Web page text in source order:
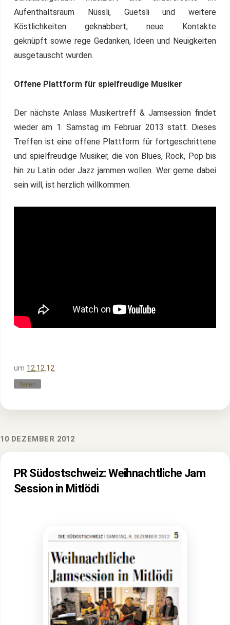
Aufenthaltsraum Nüssli, Guetsli und weitere
Köstlichkeiten geknabbert, neue Kontakte
geknüpft sowie rege Gedanken, Ideen und Neuigkeiten
ausgetauscht wurden.
Offene Plattform für spielfreudige Musiker
Der nächste Anlass Musikertreff & Jamsession findet
wieder am 1. Samstag im Februar 2013 statt. Dieses
Treffen ist eine offene Plattform für fortgeschrittene
und spielfreudige Musiker, die von Blues, Rock, Pop bis
hin zu Latin oder Jazz jammen wollen. Wer gerne dabei
sein will, ist herzlich willkommen.
um 12.12.12
Teilen
10 DEZEMBER 2012
PR Südostschweiz: Weihnachtliche Jam
Session in Mitlödi